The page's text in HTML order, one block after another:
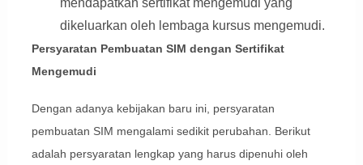
mendapatkan sertifikat mengemudi yang
dikeluarkan oleh lembaga kursus mengemudi.
Persyaratan Pembuatan SIM dengan Sertifikat
Mengemudi
Dengan adanya kebijakan baru ini, persyaratan
pembuatan SIM mengalami sedikit perubahan. Berikut
adalah persyaratan lengkap yang harus dipenuhi oleh